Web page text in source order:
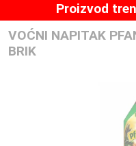
Proizvod
VOĆNI NAPITAK
BRIK